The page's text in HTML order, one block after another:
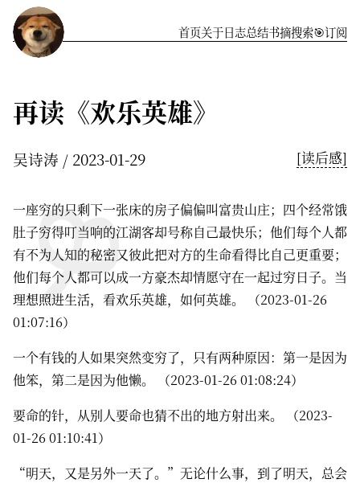
首页关于️日志总结书摘搜索🎯订阅
再读《欢乐英雄》
吴诗涛 2023-01-29 [读后感]
一座穷的只剩下一张床的房子偏偏叫富贵山庄；四个经常饿
肚子穷得叮当响的江湖客却号称自己最快乐；他们每个人都
有不为人知的秘密又彼此把对方的生命看得比自己更重要；
他们每个人都可以成一方豪杰却情愿守在一起过穷日子。当
理想照进生活，看欢乐英雄，如何英雄。 （2023-01-26
01:07:16）
一个有钱的人如果突然变穷了，只有两种原因：第一是因为
他笨，第二是因为他懒。 （2023-01-26 01:08:24）
要命的针，从别人要命也猜不出的地方射出来。 （2023-
01-26 01:10:41）
“明天，又是另外一天了。”无论什么事，到了明天，总会